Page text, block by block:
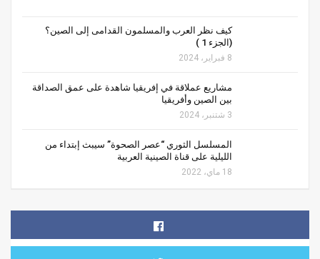
كيف نظر العرب والمسلمون القدامى إلى الصين؟
(الجزء 1 )
8 فبراير، 2024
مشاريع عملاقة في إفريقيا شاهدة على عمق الصداقة
بين الصين وأفريقيا
3 شتنبر، 2024
المسلسل الثوري “عصر الصحوة” سيبث إبتداء من
الليلية على قناة الصينية العربية
18 ماي، 2022